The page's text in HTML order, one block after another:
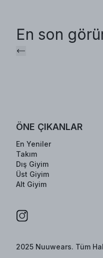
En son
ÖNE ÇIKANLAR
En Yeniler
Takım
Dış Giyim
Üst Giyim
Alt Giyim
2025 Nuuwears. Tüm